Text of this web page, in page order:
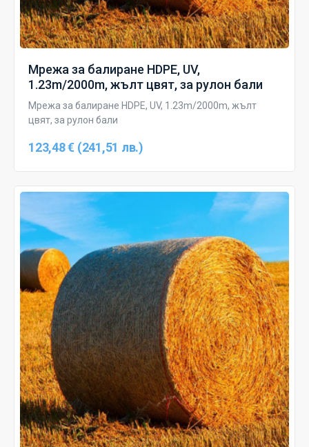
Мрежа за балиране HDPE, UV,
1.23m/2000m, жълт цвят, за рулон бали
Мрежа за балиране HDPE, UV, 1.23m/2000m, жълт
цвят, за рулон бали
123,48 € (241,51 лв.)